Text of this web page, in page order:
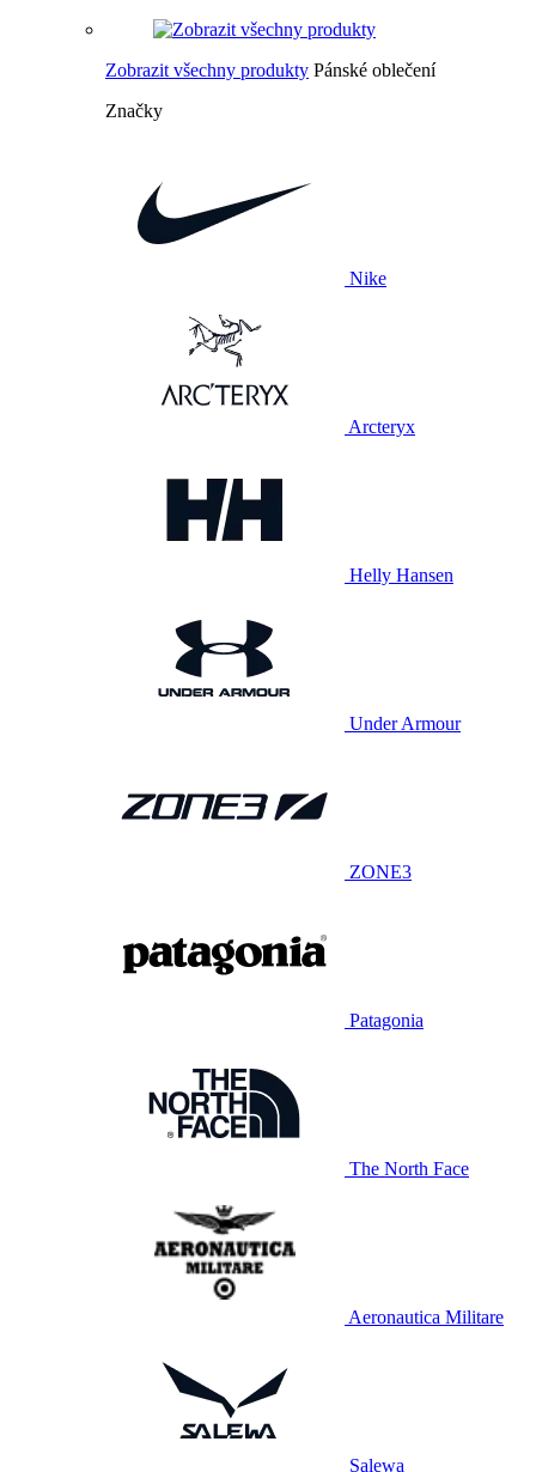
Zobrazit všechny produkty Pánské oblečení
Značky
Nike
Arcteryx
Helly Hansen
Under Armour
ZONE3
Patagonia
The North Face
Aeronautica Militare
Salewa